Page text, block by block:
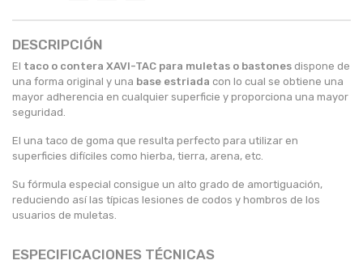
DESCRIPCIÓN
El taco o contera XAVI-TAC para muletas o bastones dispone de
una forma original y una base estriada con lo cual se obtiene una
mayor adherencia en cualquier superficie y proporciona una mayor
seguridad.
El una taco de goma que resulta perfecto para utilizar en
superficies difíciles como hierba, tierra, arena, etc.
Su fórmula especial consigue un alto grado de amortiguación,
reduciendo así las típicas lesiones de codos y hombros de los
usuarios de muletas.
ESPECIFICACIONES TÉCNICAS